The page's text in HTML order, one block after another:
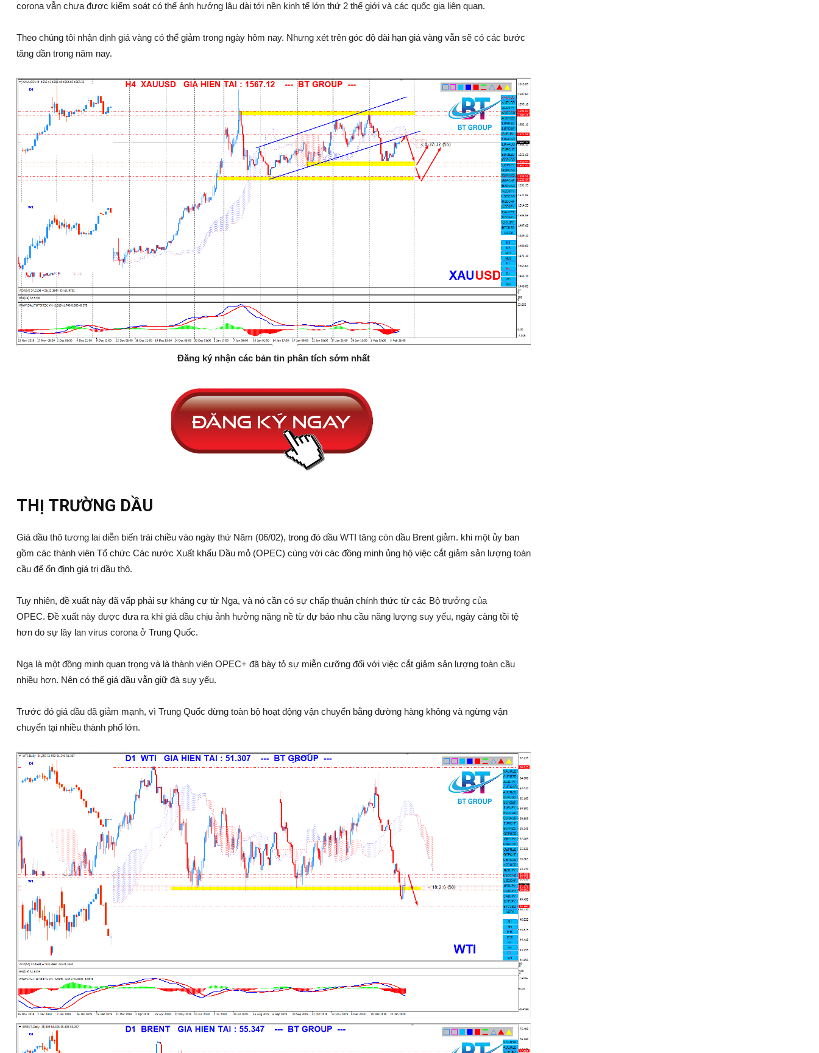
corona vẫn chưa được kiểm soát có thể ảnh hưởng lâu dài tới nền kinh tế lớn thứ 2 thế giới và các quốc gia liên quan.
Theo chúng tôi nhận định giá vàng có thể giảm trong ngày hôm nay. Nhưng xét trên góc độ dài hạn giá vàng vẫn sẽ có các bước
tăng dần trong năm nay.
Đăng ký nhận các bản tin phân tích sớm nhất
THỊ TRƯỜNG DẦU
Giá dầu thô tương lai diễn biến trái chiều vào ngày thứ Năm (06/02), trong đó dầu WTI tăng còn dầu Brent giảm. khi một ủy ban
gồm các thành viên Tổ chức Các nước Xuất khẩu Dầu mỏ (OPEC) cùng với các đồng minh ủng hộ việc cắt giảm sản lượng toàn
cầu để ổn định giá trị dầu thô.
Tuy nhiên, đề xuất này đã vấp phải sự kháng cự từ Nga, và nó cần có sự chấp thuận chính thức từ các Bộ trưởng của
OPEC. Đề xuất này được đưa ra khi giá dầu chịu ảnh hưởng nặng nề từ dự báo nhu cầu năng lượng suy yếu, ngày càng tồi tệ
hơn do sự lây lan virus corona ở Trung Quốc.
Nga là một đồng minh quan trọng và là thành viên OPEC+ đã bày tỏ sự miễn cưỡng đối với việc cắt giảm sản lượng toàn cầu
nhiều hơn. Nên có thể giá dầu vẫn giữ đà suy yếu.
Trước đó giá dầu đã giảm mạnh, vì Trung Quốc dừng toàn bộ hoạt động vận chuyển bằng đường hàng không và ngừng vận
chuyển tại nhiều thành phố lớn.